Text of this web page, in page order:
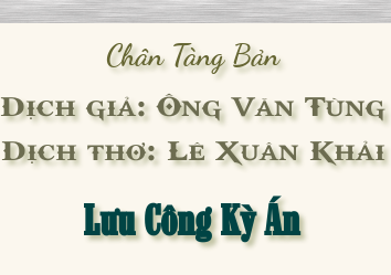
Chân Tàng Bản
Dịch giả: Ông Văn Tùng
Dịch thơ: Lê Xuân Khải
Lưu Công Kỳ Án